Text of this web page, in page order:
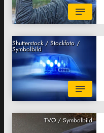
Shutterstock / Stockfoto /
Symbolbild
TVO / Symbolbild